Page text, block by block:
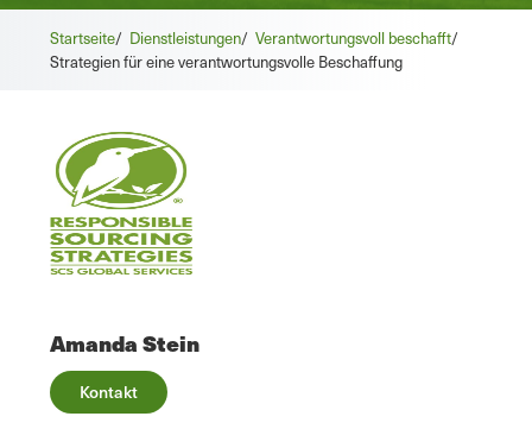
Startseite/ Dienstleistungen/ Verantwortungsvoll beschafft/
Strategien für eine verantwortungsvolle Beschaffung
Amanda Stein
Kontakt